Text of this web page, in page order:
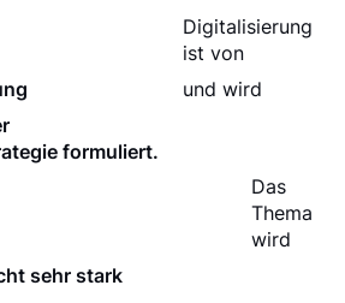
Digitalisierung
ist von
und wird
formuliert.
Das
Thema
wird
sehr stark